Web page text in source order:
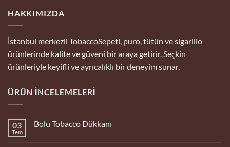
HAKKIMIZDA
İstanbul merkezli TobaccoSepeti, puro, tütün ve sigarillo
ürünlerinde kalite ve güveni bir araya getirir. Seçkin
ürünleriyle keyifli ve ayrıcalıklı bir deneyim sunar.
ÜRÜN İNCELEMELERI
03
Tem
Bolu Tobacco Dükkanı